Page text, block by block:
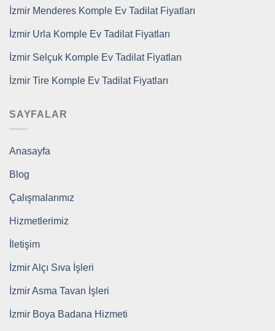
İzmir Menderes Komple Ev Tadilat Fiyatları
İzmir Urla Komple Ev Tadilat Fiyatları
İzmir Selçuk Komple Ev Tadilat Fiyatları
İzmir Tire Komple Ev Tadilat Fiyatları
SAYFALAR
Anasayfa
Blog
Çalışmalarımız
Hizmetlerimiz
İletişim
İzmir Alçı Sıva İşleri
İzmir Asma Tavan İşleri
İzmir Boya Badana Hizmeti